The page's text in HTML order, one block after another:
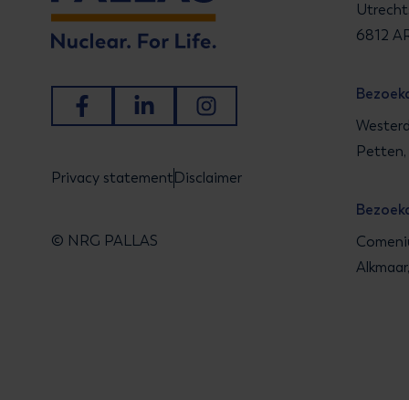
Ga naar Facebook
Ga naar LinkedInGa naar Instagram
Privacy statementDisclaimer
© NRG PALLAS
6812
Petten,